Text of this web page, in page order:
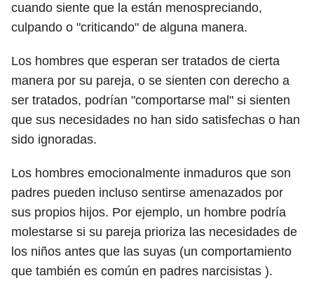
cuando siente que la están menospreciando,
culpando o "criticando" de alguna manera.
Los hombres que esperan ser tratados de cierta
manera por su pareja, o se sienten con derecho a
ser tratados, podrían "comportarse mal" si sienten
que sus necesidades no han sido satisfechas o han
sido ignoradas.
Los hombres emocionalmente inmaduros que son
padres pueden incluso sentirse amenazados por
sus propios hijos. Por ejemplo, un hombre podría
molestarse si su pareja prioriza las necesidades de
los niños antes que las suyas (un comportamiento
que también es común en padres narcisistas ).